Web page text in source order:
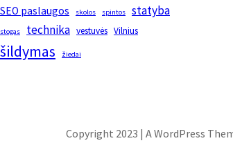
SEO paslaugos skolos spintos statyba
stogas technika vestuvės Vilnius
šildymas žiedai
Copyright 2023 | A WordPress